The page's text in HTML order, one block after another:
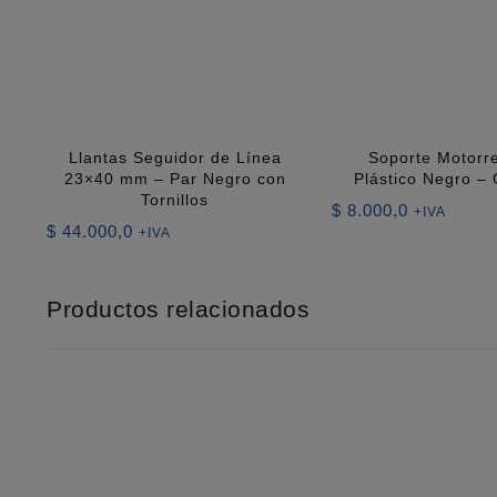
Llantas Seguidor de Línea
23×40 mm – Par Negro con
Tornillos
$ 44.000,0 +IVA
Soporte
Plástico Negro –
$ 8.000,0 +IVA
Productos relacionados